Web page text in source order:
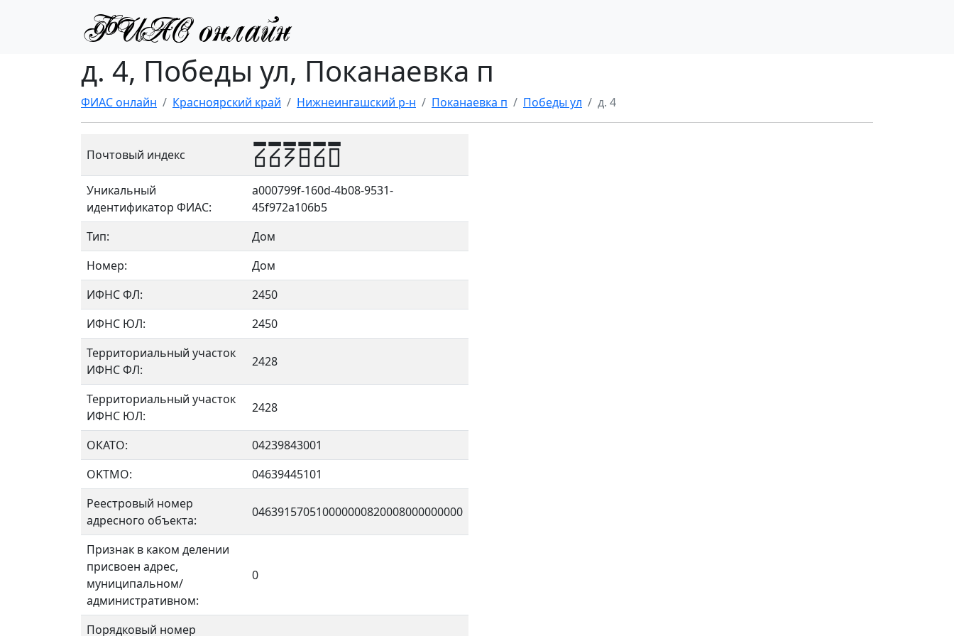
д. 4, Победы ул, Поканаевка п
ФИАС онлайн Красноярский край Нижнеингашский р-н Поканаевка п Победы ул д. 4
Почтовый индекс 663860
Уникальный
идентификатор ФИАС:
a000799f-160d-4b08-9531-
45f972a106b5
Тип:
Дом
Номер:
Дом
ИФНС ФЛ:
2450
ИФНС ЮЛ:
2450
Территориальный участок
ИФНС ФЛ:
2428
Территориальный участок
ИФНС ЮЛ:
2428
ОКАТО:
04239843001
OKTMO:
04639445101
Реестровый номер
адресного объекта:
046391570510000000820008000000000
Признак в каком делении
присвоен адрес,
муниципальном/
административном:
0
Порядковый номер